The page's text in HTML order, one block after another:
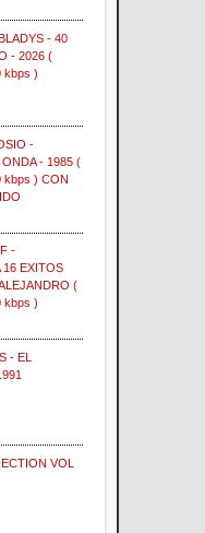
- 40
- 2026 (
kbps )
-
- 1985 (
kbps ) CON
-
16 EXITOS
(
kbps )
- EL
VOL